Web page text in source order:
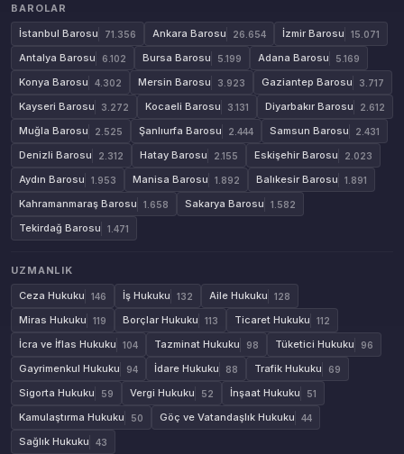
BAROLAR
İstanbul Barosu
71.356 Ankara Barosu 26.654 İzmir Barosu 15.071
Antalya Barosu 6.102 Bursa Barosu 5.199 Adana Barosu 5.169
Konya Barosu 4.302 Mersin Barosu 3.923 Gaziantep Barosu 3.717
Kayseri Barosu 3.272 Kocaeli Barosu 3.131 Diyarbakır Barosu 2.612
Muğla Barosu 2.525 Şanlıurfa Barosu 2.444 Samsun Barosu 2.431
Denizli Barosu 2.312 Hatay Barosu 2.155 Eskişehir Barosu 2.023
Aydın Barosu 1.953 Manisa Barosu 1.892 Balıkesir Barosu 1.891
Kahramanmaraş Barosu 1.658 Sakarya Barosu 1.582
Tekirdağ Barosu 1.471
UZMANLIK
Ceza Hukuku
146 İş Hukuku 132 Aile Hukuku 128
Miras Hukuku 119 Borçlar Hukuku 113 Ticaret Hukuku 112
İcra ve İflas Hukuku 104 Tazminat Hukuku 98 Tüketici Hukuku 96
Gayrimenkul Hukuku 94 İdare Hukuku 88 Trafik Hukuku 69
Sigorta Hukuku 59 Vergi Hukuku 52 İnşaat Hukuku 51
Kamulaştırma Hukuku 50 Göç ve Vatandaşlık Hukuku 44
Sağlık Hukuku 43